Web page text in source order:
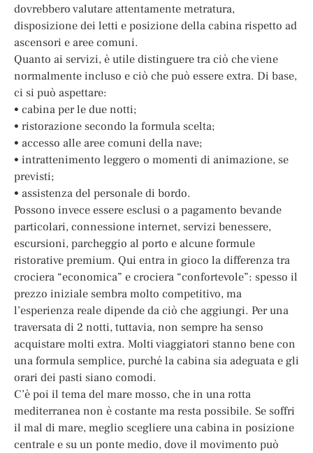
dovrebbero valutare attentamente metratura,
disposizione dei letti e posizione della cabina rispetto ad
ascensori e aree comuni.
Quanto ai servizi, è utile distinguere tra ciò che viene
normalmente incluso e ciò che può essere extra. Di base,
ci si può aspettare:
• cabina per le due notti;
• ristorazione secondo la formula scelta;
• accesso alle aree comuni della nave;
• intrattenimento leggero o momenti di animazione, se
previsti;
• assistenza del personale di bordo.
Possono invece essere esclusi o a pagamento bevande
particolari, connessione internet, servizi benessere,
escursioni, parcheggio al porto e alcune formule
ristorative premium. Qui entra in gioco la differenza tra
crociera “economica” e crociera “confortevole”: spesso il
prezzo iniziale sembra molto competitivo, ma
l’esperienza reale dipende da ciò che aggiungi. Per una
traversata di 2 notti, tuttavia, non sempre ha senso
acquistare molti extra. Molti viaggiatori stanno bene con
una formula semplice, purché la cabina sia adeguata e gli
orari dei pasti siano comodi.
C’è poi il tema del mare mosso, che in una rotta
mediterranea non è costante ma resta possibile. Se soffri
il mal di mare, meglio scegliere una cabina in posizione
centrale e su un ponte medio, dove il movimento può